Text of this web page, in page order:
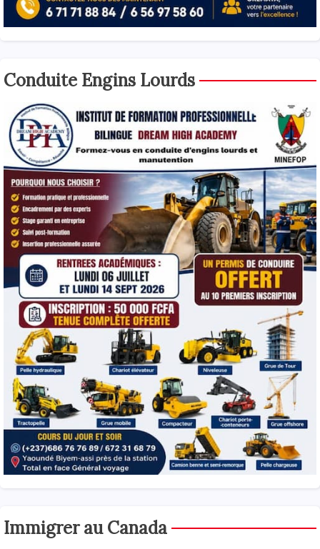
Conduite Engins Lourds
Immigrer au Canada